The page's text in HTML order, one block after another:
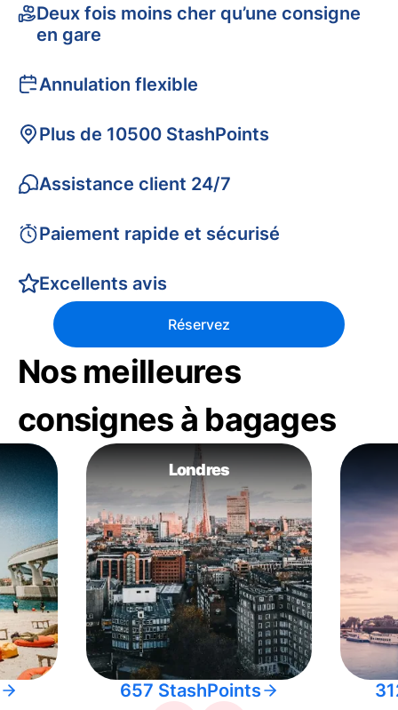
Deux fois moins cher qu’une consigne
en gare
Annulation flexible
Plus de 10500 StashPoints
Assistance client 24/7
Paiement rapide et sécurisé
Excellents avis
Réservez
Nos meilleures
consignes à bagages
Londres
657 StashPoints